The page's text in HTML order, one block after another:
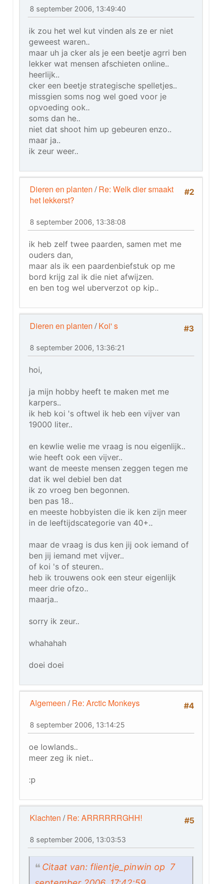
8 september 2006, 13:49:40
ik zou het wel kut vinden als ze er niet
geweest waren..
maar uh ja cker als je een beetje agrri ben
lekker wat mensen afschieten online..
heerlijk..
cker een beetje strategische spelletjes..
missgien soms nog wel goed voor je
opvoeding ook..
soms dan he..
niet dat shoot him up gebeuren enzo..
maar ja..
ik zeur weer..
#2
Dieren en planten /Re: Welk dier smaakt
het lekkerst?
8 september 2006, 13:38:08
ik heb zelf twee paarden, samen met me
ouders dan,
maar als ik een paardenbiefstuk op me
bord krijg zal ik die niet afwijzen.
en ben tog wel uberverzot op kip..
#3
Dieren en planten /Koi' s
8 september 2006, 13:36:21
hoi,
ja mijn hobby heeft te maken met me
karpers..
ik heb koi 's oftwel ik heb een vijver van
19000 liter..
en kewlie welie me vraag is nou eigenlijk..
wie heeft ook een vijver..
want de meeste mensen zeggen tegen me
dat ik wel debiel ben dat
ik zo vroeg ben begonnen.
ben pas 18..
en meeste hobbyisten die ik ken zijn meer
in de leeftijdscategorie van 40+..
maar de vraag is dus ken jij ook iemand of
ben jij iemand met vijver..
of koi 's of steuren..
heb ik trouwens ook een steur eigenlijk
meer drie ofzo..
maarja..
sorry ik zeur..
whahahah
doei doei
#4
Algemeen /Re: Arctic Monkeys
8 september 2006, 13:14:25
oe lowlands..
meer zeg ik niet..
:p
#5
Klachten /Re: ARRRRRRGHH!
8 september 2006, 13:03:53
Citaat van: flientje_pinwin op 7